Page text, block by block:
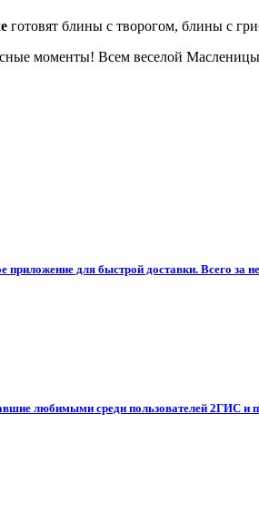
готовят блины с творогом, блины с
моменты! Всем веселой
для быстрой доставки. Всего за
любимыми среди пользователей 2ГИС